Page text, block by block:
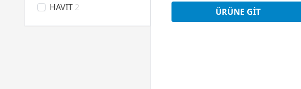
HAVIT 2
Peşin Fiyatına 3 Taksit
ÜRÜNE GIT